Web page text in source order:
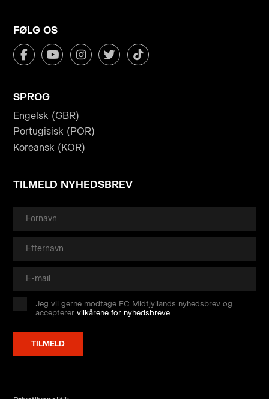
FØLG OS
SPROG
Engelsk (GBR)
Portugisisk (POR)
Koreansk (KOR)
TILMELD NYHEDSBREV
Jeg vil gerne modtage FC Midtjyllands nyhedsbrev og
accepterervilkårene for nyhedsbreve.